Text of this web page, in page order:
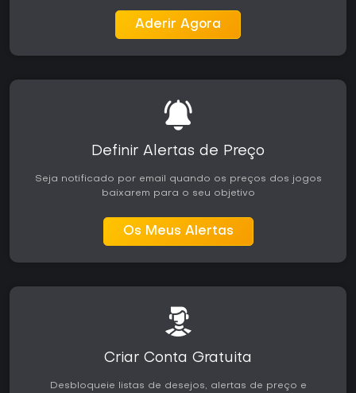
Aderir Agora
Definir Alertas de Preço
Seja notificado por email quando os preços dos jogos
baixarem para o seu objetivo
Os Meus Alertas
Criar Conta Gratuita
Desbloqueie listas de desejos, alertas de preço e